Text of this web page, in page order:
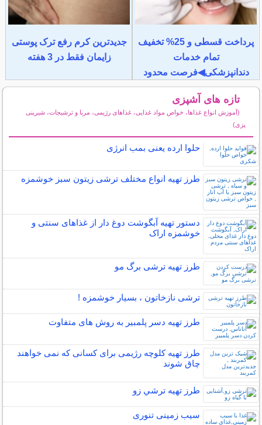
پرداخت قسطی و 25% تخفیف
تمام خدمات
دندانپزشکی◀فرصت محدود
جدیدترین کرم رفع ترک پوستی
زایمان فقط در 3 هفته
تازه های آشپزی
(آموزش انواع غذاها، خواص مواد غذایی، غذاهای رژیمی، مربا و ترشیجات، شیرینی
پزی)
حلوا ارده یعنی بمب انرژی
طرز تهیه انواع مختلف ترشی زیتون سبز خوشمزه
دستور تهیه آبگوشت دوغ دار از غذاهای سنتی و
خوشمزه اراک
طرز تهیه ترشی برگ مو
ترشی نازخاتون ، بسیار خوشمزه !
طرز تهیه دسر پلمبیر به روش های متفاوت
طرز تهیه کلوچه رژیمی برای کسانی که نمی خواهند
چاق شوند
طرز تهیه ترشي زو
سیب زمینی تنوری